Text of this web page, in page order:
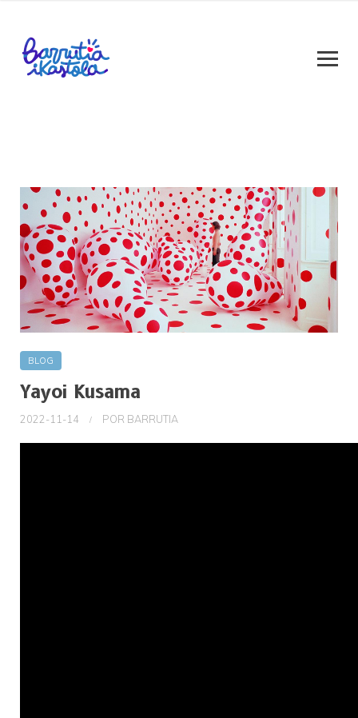
BLOG
Yayoi Kusama
2022-11-14 POR BARRUTIA